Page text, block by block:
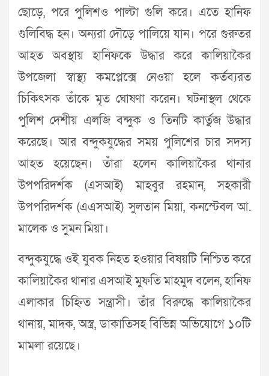
ছোড়ে, পরে পুলিশও পাল্টা গুলি করে। এতে হানিফ
গুলিবিদ্ধ হন। অন্যরা দৌড়ে পালিয়ে যান। পরে গুরুতর
আহত অবস্থায় হানিফকে উদ্ধার করে কালিয়াকৈর
উপজেলা স্বাস্থ্য কমপ্লেক্সে নেওয়া হলে কর্তব্যরত
চিকিৎসক তাঁকে মৃত ঘোষণা করেন। ঘটনাস্থল থেকে
পুলিশ দেশীয় এলজি বন্দুক ও তিনটি কার্তুজ উদ্ধার
করেছে। আর বন্দুকযুদ্ধের সময় পুলিশের চার সদস্য
আহত হয়েছেন। তাঁরা হলেন কালিয়াকৈর থানার
উপপরিদর্শক (এসআই) মাহবুর রহমান, সহকারী
উপপরিদর্শক (এএসআই) সুলতান মিয়া, কনস্টেবল আ.
মালেক ও সুমন মিয়া।
বন্দুকযুদ্ধে ওই যুবক নিহত হওয়ার বিষয়টি নিশ্চিত করে
কালিয়াকৈর থানার এসআই মুফতি মাহমুদ বলেন, হানিফ
এলাকার চিহ্নিত সন্ত্রাসী। তাঁর বিরুদ্ধে কালিয়াকৈর
থানায়, মাদক, অস্ত্র, ডাকাতিসহ বিভিন্ন অভিযোগে ১০টি
মামলা রয়েছে।